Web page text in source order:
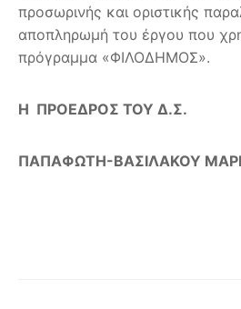
προσωρινής και οριστικής
αποπληρωμή του έργου που
πρόγραμμα «ΦΙΛΟΔΗΜΟΣ».
Η ΠΡΟΕΔΡΟΣ ΤΟΥ Δ.Σ.
ΠΑΠΑΦΩΤΗ-ΒΑΣΙΛΑΚΟΥ